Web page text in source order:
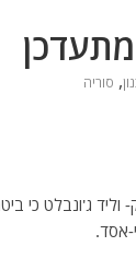
, סוריה
וליד ג'ונבלט כי
אסד.